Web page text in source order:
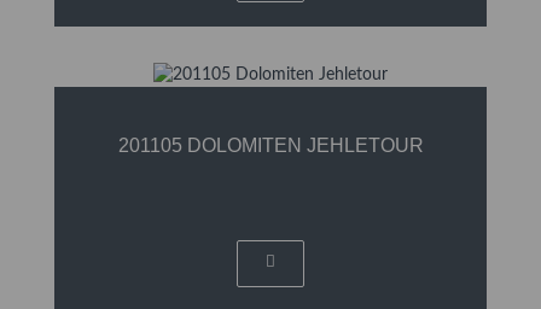
201105 DOLOMITEN JEHLETOUR